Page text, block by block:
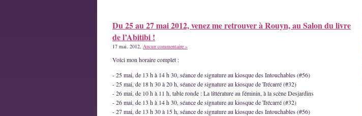
Du 25 au 27 mai 2012, venez me retrouver à Rouyn, au Salon du livre
de l’Abitibi !
17 mai. 2012, Aucun commentaire »
Voici mon horaire complet :
- 25 mai, de 13 h à 14 h 30, séance de signature au kiosque des Intouchables (#56)
- 25 mai, de 18 h 30 à 20 h, séance de signature au kiosque de Trécarré (#32)
- 26 mai, de 10 h à 11 h, table ronde : La littérature au féminin, à la scène Desjardins
- 26 mai, de 13 h à 14 h 30, séance de signature au kiosque de Trécarré (#32)
- 27 mai, de 13 h 30 à 15 h, séance de signature au kiosque des Intouchables (#56)